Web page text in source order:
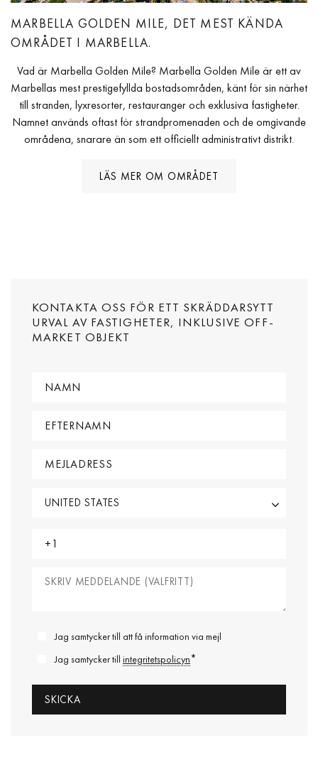
MARBELLA GOLDEN MILE, DET MEST KÄNDA
OMRÅDET I MARBELLA.
Vad är Marbella Golden Mile? Marbella Golden Mile är ett av
Marbellas mest prestigefyllda bostadsområden, känt för sin närhet
till stranden, lyxresorter, restauranger och exklusiva fastigheter.
Namnet används oftast för strandpromenaden och de omgivande
områdena, snarare än som ett officiellt administrativt distrikt.
LÄS MER OM OMRÅDET
KONTAKTA OSS FÖR ETT SKRÄDDARSYTT
URVAL AV FASTIGHETER, INKLUSIVE OFF-
MARKET OBJEKT
Jag samtycker till att få information via mejl
Jag samtycker till integritetspolicyn*